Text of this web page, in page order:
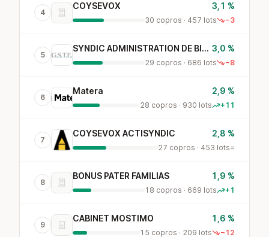
4
COYSEVOX 3,1 %
30 copros · 457 lots −3
5
SYNDIC ADMINISTRATION DE BIENS IMMOBILIERS 3,0 %
29 copros · 686 lots −8
6
Matera 2,9 %
28 copros · 930 lots +11
7
COYSEVOX ACTISYNDIC 2,8 %
27 copros · 453 lots=
8
BONUS PATER FAMILIAS 1,9 %
18 copros · 669 lots +1
9
CABINET MOSTIMO 1,6 %
15 copros · 209 lots −12